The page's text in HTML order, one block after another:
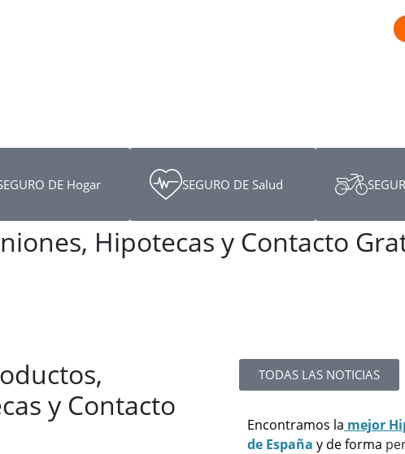
DE Hogar SEGURO DE Salud
Hipotecas y Contacto
y Contacto
TODAS LAS NOTICIAS
Encontramos la mejor
de España y de forma